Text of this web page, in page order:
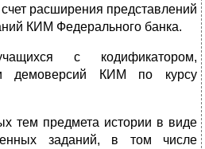
расширения представлений
КИМ Федерального банка.
с кодификатором,
демоверсий КИМ по курсу
тем предмета истории в виде
заданий, в том числе